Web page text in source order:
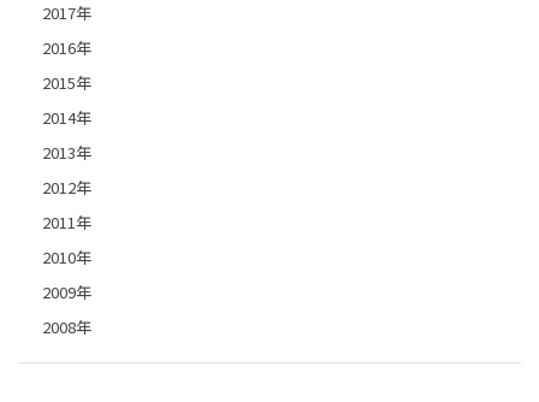
2017年
2016年
2015年
2014年
2013年
2012年
2011年
2010年
2009年
2008年